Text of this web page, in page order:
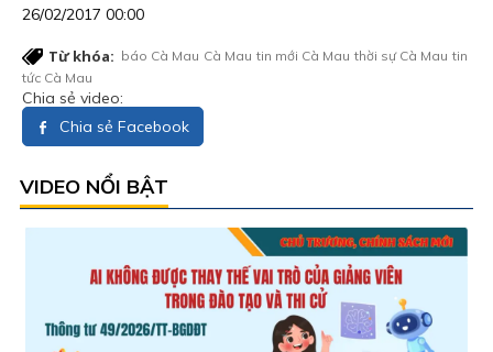
26/02/2017 00:00
Từ khóa: báo Cà Mau Cà Mau tin mới Cà Mau thời sự Cà Mau tin
tức Cà Mau
Chia sẻ video:
Chia sẻ Facebook
VIDEO NỔI BẬT